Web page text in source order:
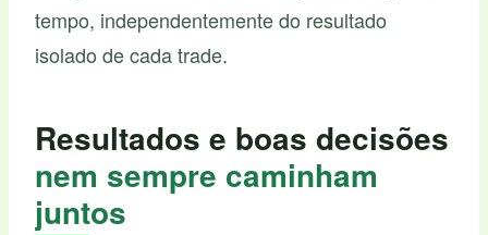
tempo, independentemente do resultado
isolado de cada trade.
Resultados e boas decisões
nem sempre caminham
juntos